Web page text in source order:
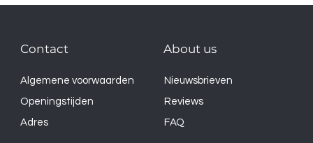
About us
Nieuwsbrieven
Reviews
FAQ
Contact
Algemene voorwaarden
Openingstijden
Adres